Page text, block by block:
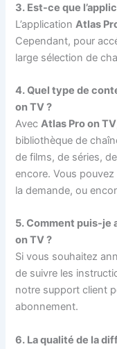
3. Est-ce que
L’applicationAtlas
Cependant, pour
large sélection de
4. Quel type de
on TV ?
AvecAtlas Pro on TV
bibliothèque de
de films, de séries,
encore. Vous
la demande, ou
5. Comment puis-je
on TV ?
Si vous souhaitez
de suivre les
notre support client
abonnement.
6. La qualité de la